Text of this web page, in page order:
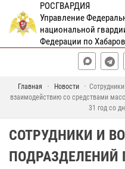
РОСГВАРДИЯ
Управление
национальной
Федерации по
Главная Новости
взаимодействию со средствами
31 год со
СОТРУДНИКИ И
ПОДРАЗДЕЛЕНИЙ